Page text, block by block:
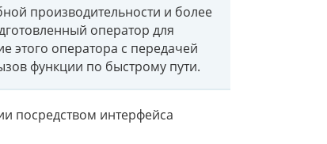
производительности и более
оператор для
этого оператора с передачей
функции по быстрому пути.
посредством интерфейса